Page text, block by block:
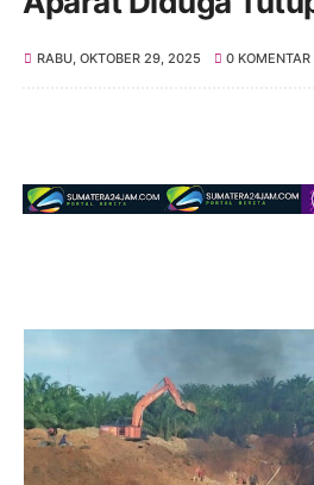
RABU, OKTOBER 29, 2025 0 KOMENTAR